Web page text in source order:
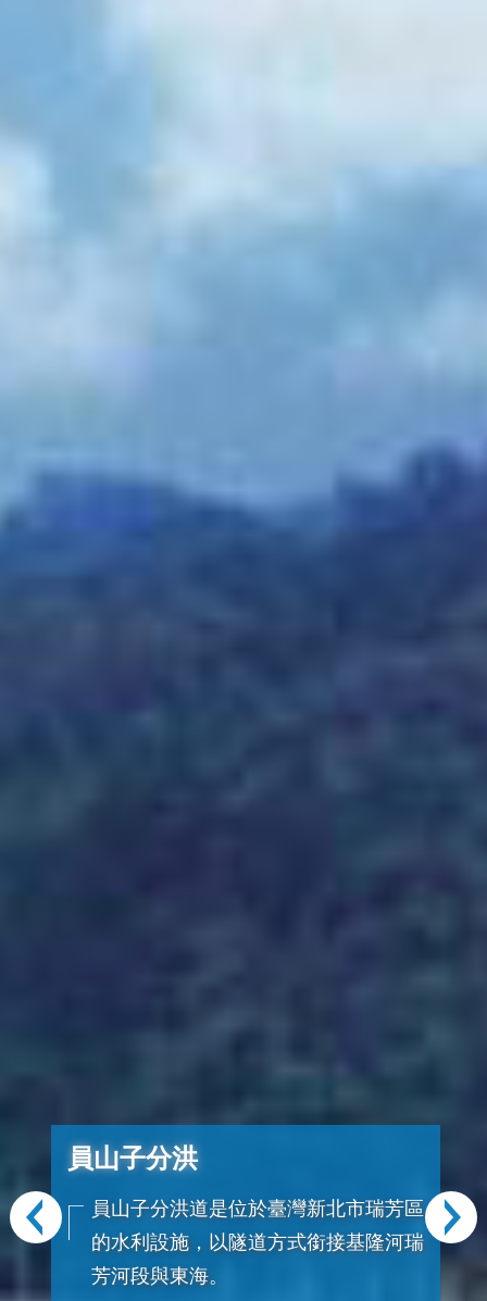
員山子分洪
員山子分洪道是位於臺灣新北市瑞芳區
的水利設施，以隧道方式銜接基隆河瑞
芳河段與東海。